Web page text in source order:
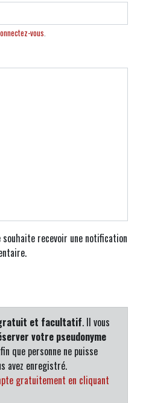
vous.
recevoir une notification
et facultatif. Il vous
votre pseudonyme
que personne ne puisse
avez enregistré.
gratuitement en cliquant